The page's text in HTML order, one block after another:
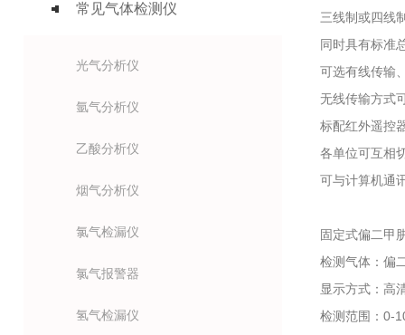
常见气体检测仪
光气分析仪
氩气分析仪
乙酸分析仪
烟气分析仪
氯气检漏仪
氯气报警器
氢气检漏仪
三线制或四线
同时具有标准
可选有线传输
无线传输方式
标配红外遥控
各单位可互相
可与计算机通
固定式偏二甲
检测气体：偏
显示方式：高
检测范围：0-